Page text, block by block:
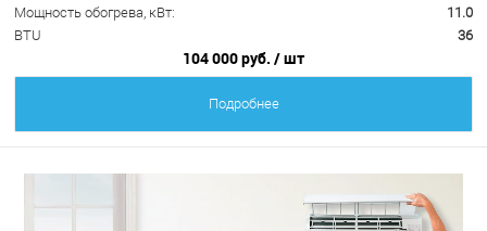
Мощность обогрева, кВт:
11.0
BTU
36
104 000 руб. / шт
Подробнее